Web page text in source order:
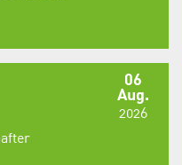
06
Aug.
2026